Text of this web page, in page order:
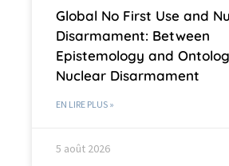
Global No First Use and
Disarmament: Between
Epistemology and
Nuclear Disarmament
EN LIRE PLUS »
5 août 2026